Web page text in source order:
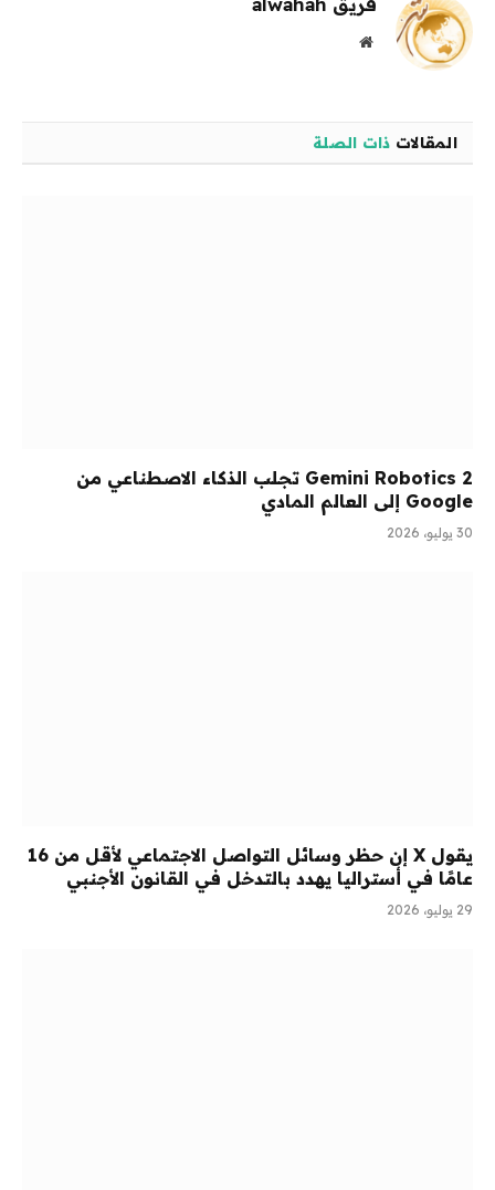
موقع
المقالات ذات الصلة
Gemini Robotics 2 تجلب الذكاء الاصطناعي من
Google إلى العالم المادي
30 يوليو، 2026
يقول X إن حظر وسائل التواصل الاجتماعي لأقل من 16
عامًا في أستراليا يهدد بالتدخل في القانون الأجنبي
29 يوليو، 2026